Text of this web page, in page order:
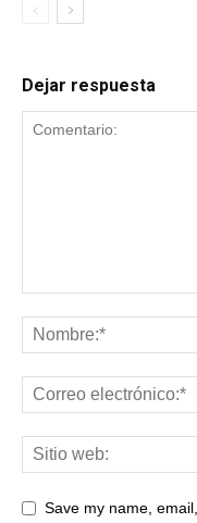
Dejar respuesta
Save my name,